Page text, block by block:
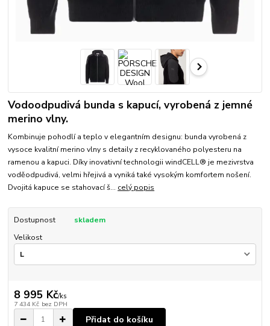
Vodoodpudivá bunda s kapucí, vyrobená z jemné
merino vlny.
Kombinuje pohodlí a teplo v elegantním designu: bunda vyrobená z
vysoce kvalitní merino vlny s detaily z recyklovaného polyesteru na
ramenou a kapuci. Díky inovativní technologii windCELL® je mezivrstva
voděodpudivá, velmi hřejivá a vyniká také vysokým komfortem nošení.
Dvojitá kapuce se stahovací š... celý popis
Dostupnost
skladem
Velikost
8 995 Kč/ks
7 434 Kč bez DPH
Přidat do košíku